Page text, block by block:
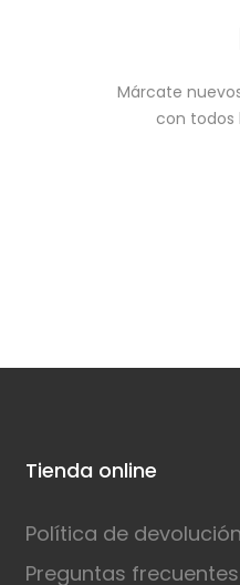
Márcate
con todos
Tienda online
Política de devolución
Preguntas frecuentes